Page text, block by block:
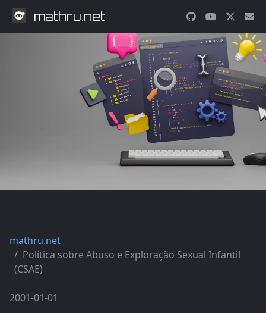
mathru.net
mathru.net
Política sobre Abuso e Exploração Sexual Infantil
(CSAE)
2001-01-01